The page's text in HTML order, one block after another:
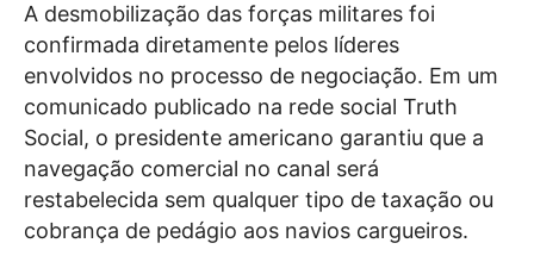
A desmobilização das forças militares foi
confirmada diretamente pelos líderes
envolvidos no processo de negociação. Em um
comunicado publicado na rede social Truth
Social, o presidente americano garantiu que a
navegação comercial no canal será
restabelecida sem qualquer tipo de taxação ou
cobrança de pedágio aos navios cargueiros.